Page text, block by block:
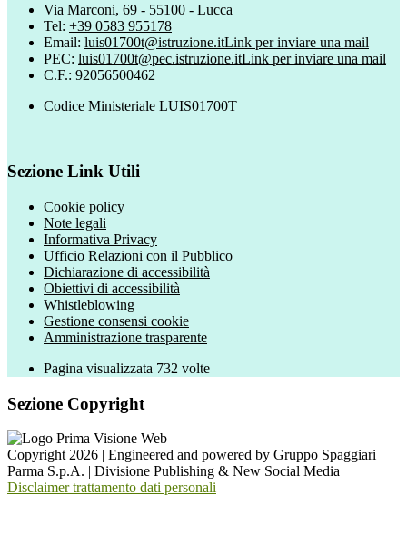
Via Marconi, 69 - 55100 - Lucca
Tel: +39 0583 955178
Email: luis01700t@istruzione.itLink per inviare una mail
PEC: luis01700t@pec.istruzione.itLink per inviare una mail
C.F.: 92056500462
Codice Ministeriale LUIS01700T
Sezione Link Utili
Cookie policy
Note legali
Informativa Privacy
Ufficio Relazioni con il Pubblico
Dichiarazione di accessibilità
Obiettivi di accessibilità
Whistleblowing
Gestione consensi cookie
Amministrazione trasparente
Pagina visualizzata 732 volte
Sezione Copyright
Copyright 2026 | Engineered and powered by Gruppo Spaggiari
Parma S.p.A. | Divisione Publishing & New Social Media
Disclaimer trattamento dati personali